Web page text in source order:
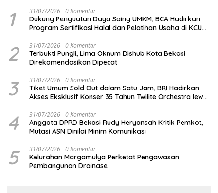
1 31/07/2026 0 Komentar
Dukung Penguatan Daya Saing UMKM, BCA Hadirkan
Program Sertifikasi Halal dan Pelatihan Usaha di KCU
2 31/07/2026 0 Komentar
Terbukti Pungli, Lima Oknum Dishub Kota Bekasi
Direkomendasikan Dipecat
3 31/07/2026 0 Komentar
Tiket Umum Sold Out dalam Satu Jam, BRI Hadirkan
Akses Eksklusif Konser 35 Tahun Twilite Orchestra lewat
4 31/07/2026 0 Komentar
Anggota DPRD Bekasi Rudy Heryansah Kritik Pemkot,
Mutasi ASN Dinilai Minim Komunikasi
5 31/07/2026 0 Komentar
Kelurahan Margamulya Perketat Pengawasan
Pembangunan Drainase